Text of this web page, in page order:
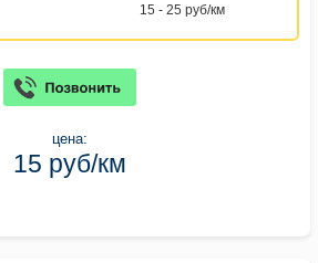
15 - 25 руб/км
цена:
15 руб/км